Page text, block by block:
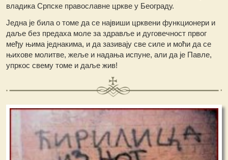
владика Српске православне цркве у Београду.
Једна је била о томе да се највиши црквени функционери и
даље без предаха моле за здравље и дуговечност првог
међу њима једнакима, и да зазивају све силе и моћи да се
њихове молитве, жеље и надања испуне, али да је Павле,
упркос свему томе и даље жив!